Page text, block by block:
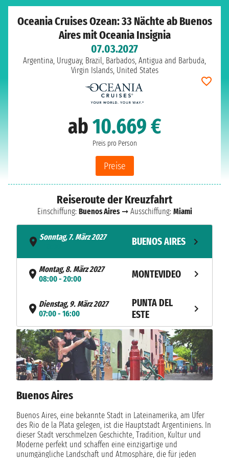
Oceania Cruises Ozean: 33 Nächte ab Buenos
Aires mit Oceania Insignia
07.03.2027
Argentina, Uruguay, Brazil, Barbados, Antigua and Barbuda,
Virgin Islands, United States
ab10.669 €
Preis pro Person
Preise
Reiseroute der Kreuzfahrt
Einschiffung: Buenos Aires➞ Ausschiffung: Miami
Sonntag, 7. März 2027
BUENOS AIRES
Montag, 8. März 2027
08:00 - 20:00
MONTEVIDEO
Dienstag, 9. März 2027
07:00 - 16:00
PUNTA DEL
ESTE
Mittwoch, 10. März 2027
11:00 - 20:00
RIO GRANDE
Donnerstag, 11. März 2027 NAVIGATION
07:00 - 19:00
Samstag, 13. März 2027
07:00 - 17:00
ITAJAI
Sonntag, 14. März 2027
Buenos Aires
Buenos Aires, eine bekannte Stadt in Lateinamerika, am Ufer
des Rio de la Plata gelegen, ist die Hauptstadt Argentiniens. In
dieser Stadt verschmelzen Geschichte, Tradition, Kultur und
Moderne perfekt und schaffen eine einzigartige und
unumgängliche Landschaft und Atmosphäre, die für jeden